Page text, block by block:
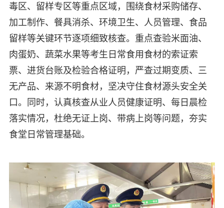
毒区、留样专区等重点区域，围绕食材采购储存、
加工制作、餐具消杀、环境卫生、人员管理、食品
留样等关键环节逐项细致核查。重点查验米面油、
肉蛋奶、蔬菜水果等考生日常食用食材的索证索
票、进货台账及检验合格证明，严查过期变质、三
无产品、来源不明食材，坚决守住食材源头安全关
口。同时，认真核查从业人员健康证明、每日晨检
落实情况，杜绝无证上岗、带病上岗等问题，夯实
食堂日常管理基础。